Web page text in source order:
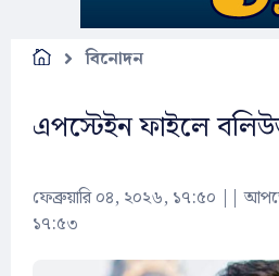
বিনোদন
এপস্টেইন ফাইলে
ফেব্রুয়ারি ০৪, ২০২৬, ১৭:৫০ ||
১৭:৫৩